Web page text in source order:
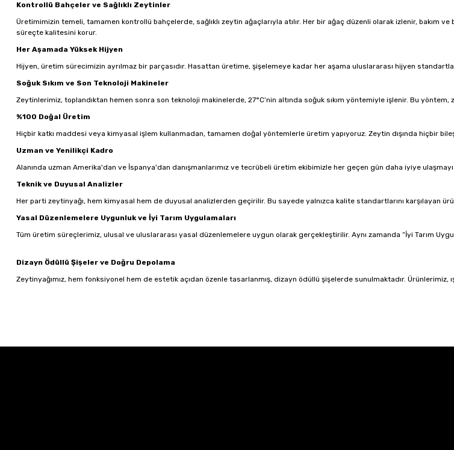
Kontrollü Bahçeler ve Sağlıklı Zeytinler
Üretimimizin temeli, tamamen kontrollü bahçelerde, sağlıklı zeytin ağaçlarıyla atılır. Her bir ağaç düzenli olarak izlenir, bakım
süreçte kalitesini korur.
Her Aşamada Yüksek Hijyen
Hijyen, üretim sürecimizin ayrılmaz bir parçasıdır. Hasattan üretime, şişelemeye kadar her aşama uluslararası hijyen
Soğuk Sıkım ve Son Teknoloji Makineler
Zeytinlerimiz, toplandıktan hemen sonra son teknoloji makinelerde, 27°C’nin altında soğuk sıkım yöntemiyle işlenir. Bu
%100 Doğal Üretim
Hiçbir katkı maddesi veya kimyasal işlem kullanmadan, tamamen doğal yöntemlerle üretim yapıyoruz. Zeytin dışında hiçbir
Uzman ve Yenilikçi Kadro
Alanında uzman Amerika'dan ve İspanya'dan danışmanlarımız ve tecrübeli üretim ekibimizle her geçen gün daha iyiye
Teknik ve Duyusal Analizler
Her parti zeytinyağı, hem kimyasal hem de duyusal analizlerden geçirilir. Bu sayede yalnızca kalite standartlarını karşılayan
Yasal Düzenlemelere Uygunluk ve İyi Tarım Uygulamaları
Tüm üretim süreçlerimiz, ulusal ve uluslararası yasal düzenlemelere uygun olarak gerçekleştirilir. Aynı zamanda “İyi Tarım
Dizayn Ödüllü Şişeler ve Doğru Depolama
Zeytinyağımız, hem fonksiyonel hem de estetik açıdan özenle tasarlanmış, dizayn ödüllü şişelerde sunulmaktadır.